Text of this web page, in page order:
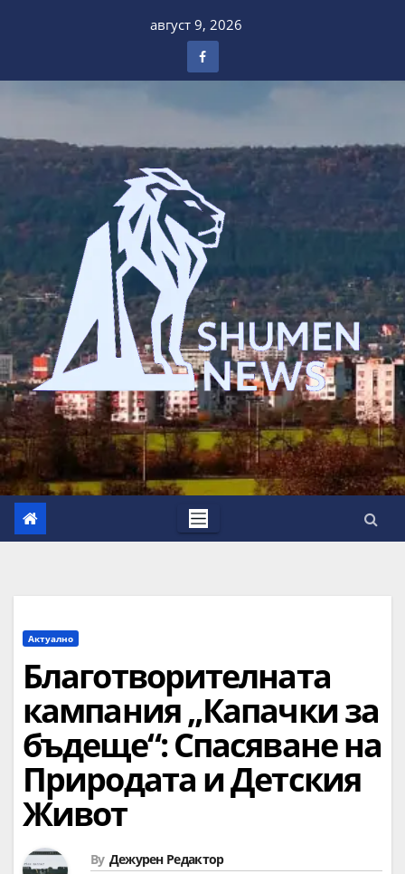
август 9, 2026
Актуално
Благотворителната
кампания „Капачки за
бъдеще“: Спасяване на
Природата и Детския
Живот
By Дежурен Редактор